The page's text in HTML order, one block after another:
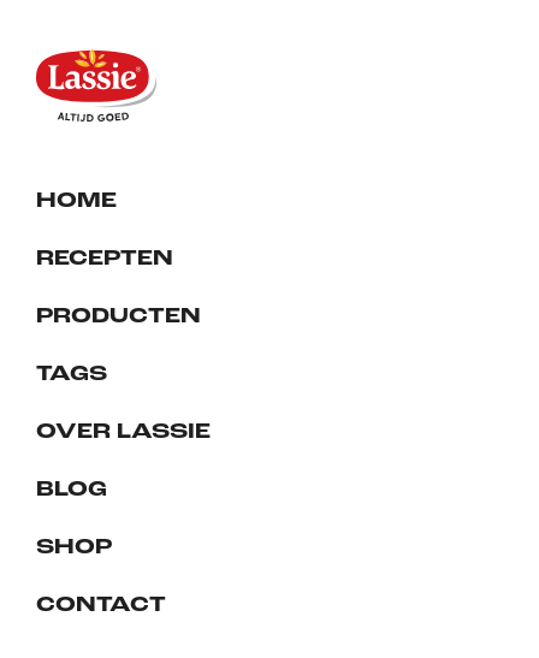
HOME
RECEPTEN
PRODUCTEN
TAGS
OVER LASSIE
BLOG
SHOP
CONTACT